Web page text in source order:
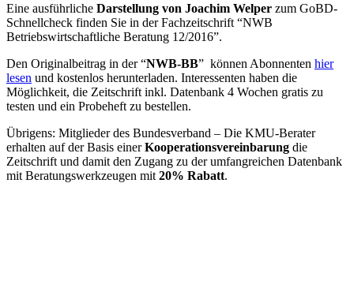
Eine ausführliche Darstellung von Joachim Welper zum GoBD-
Schnellcheck finden Sie in der Fachzeitschrift “NWB
Betriebswirtschaftliche Beratung 12/2016”.
Den Originalbeitrag in der “NWB-BB” können Abonnenten hier
lesen und kostenlos herunterladen. Interessenten haben die
Möglichkeit, die Zeitschrift inkl. Datenbank 4 Wochen gratis zu
testen und ein Probeheft zu bestellen.
Übrigens: Mitglieder des Bundesverband – Die KMU-Berater
erhalten auf der Basis einerKooperationsvereinbarung die
Zeitschrift und damit den Zugang zu der umfangreichen Datenbank
mit Beratungswerkzeugen mit 20% Rabatt.